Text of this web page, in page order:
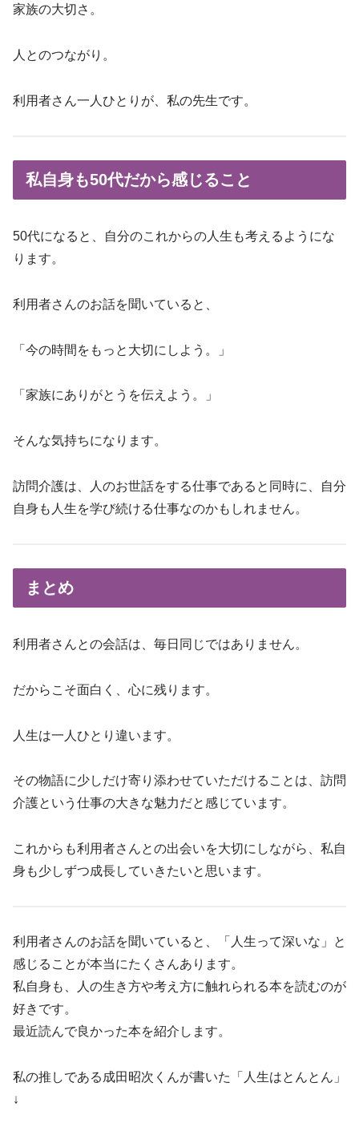
家族の大切さ。
人とのつながり。
利用者さん一人ひとりが、私の先生です。
私自身も50代だから感じること
50代になると、自分のこれからの人生も考えるようにな
ります。
利用者さんのお話を聞いていると、
「今の時間をもっと大切にしよう。」
「家族にありがとうを伝えよう。」
そんな気持ちになります。
訪問介護は、人のお世話をする仕事であると同時に、自分
自身も人生を学び続ける仕事なのかもしれません。
まとめ
利用者さんとの会話は、毎日同じではありません。
だからこそ面白く、心に残ります。
人生は一人ひとり違います。
その物語に少しだけ寄り添わせていただけることは、訪問
介護という仕事の大きな魅力だと感じています。
これからも利用者さんとの出会いを大切にしながら、私自
身も少しずつ成長していきたいと思います。
利用者さんのお話を聞いていると、「人生って深いな」と
感じることが本当にたくさんあります。
私自身も、人の生き方や考え方に触れられる本を読むのが
好きです。
最近読んで良かった本を紹介します。
私の推しである成田昭次くんが書いた「人生はとんとん」
↓